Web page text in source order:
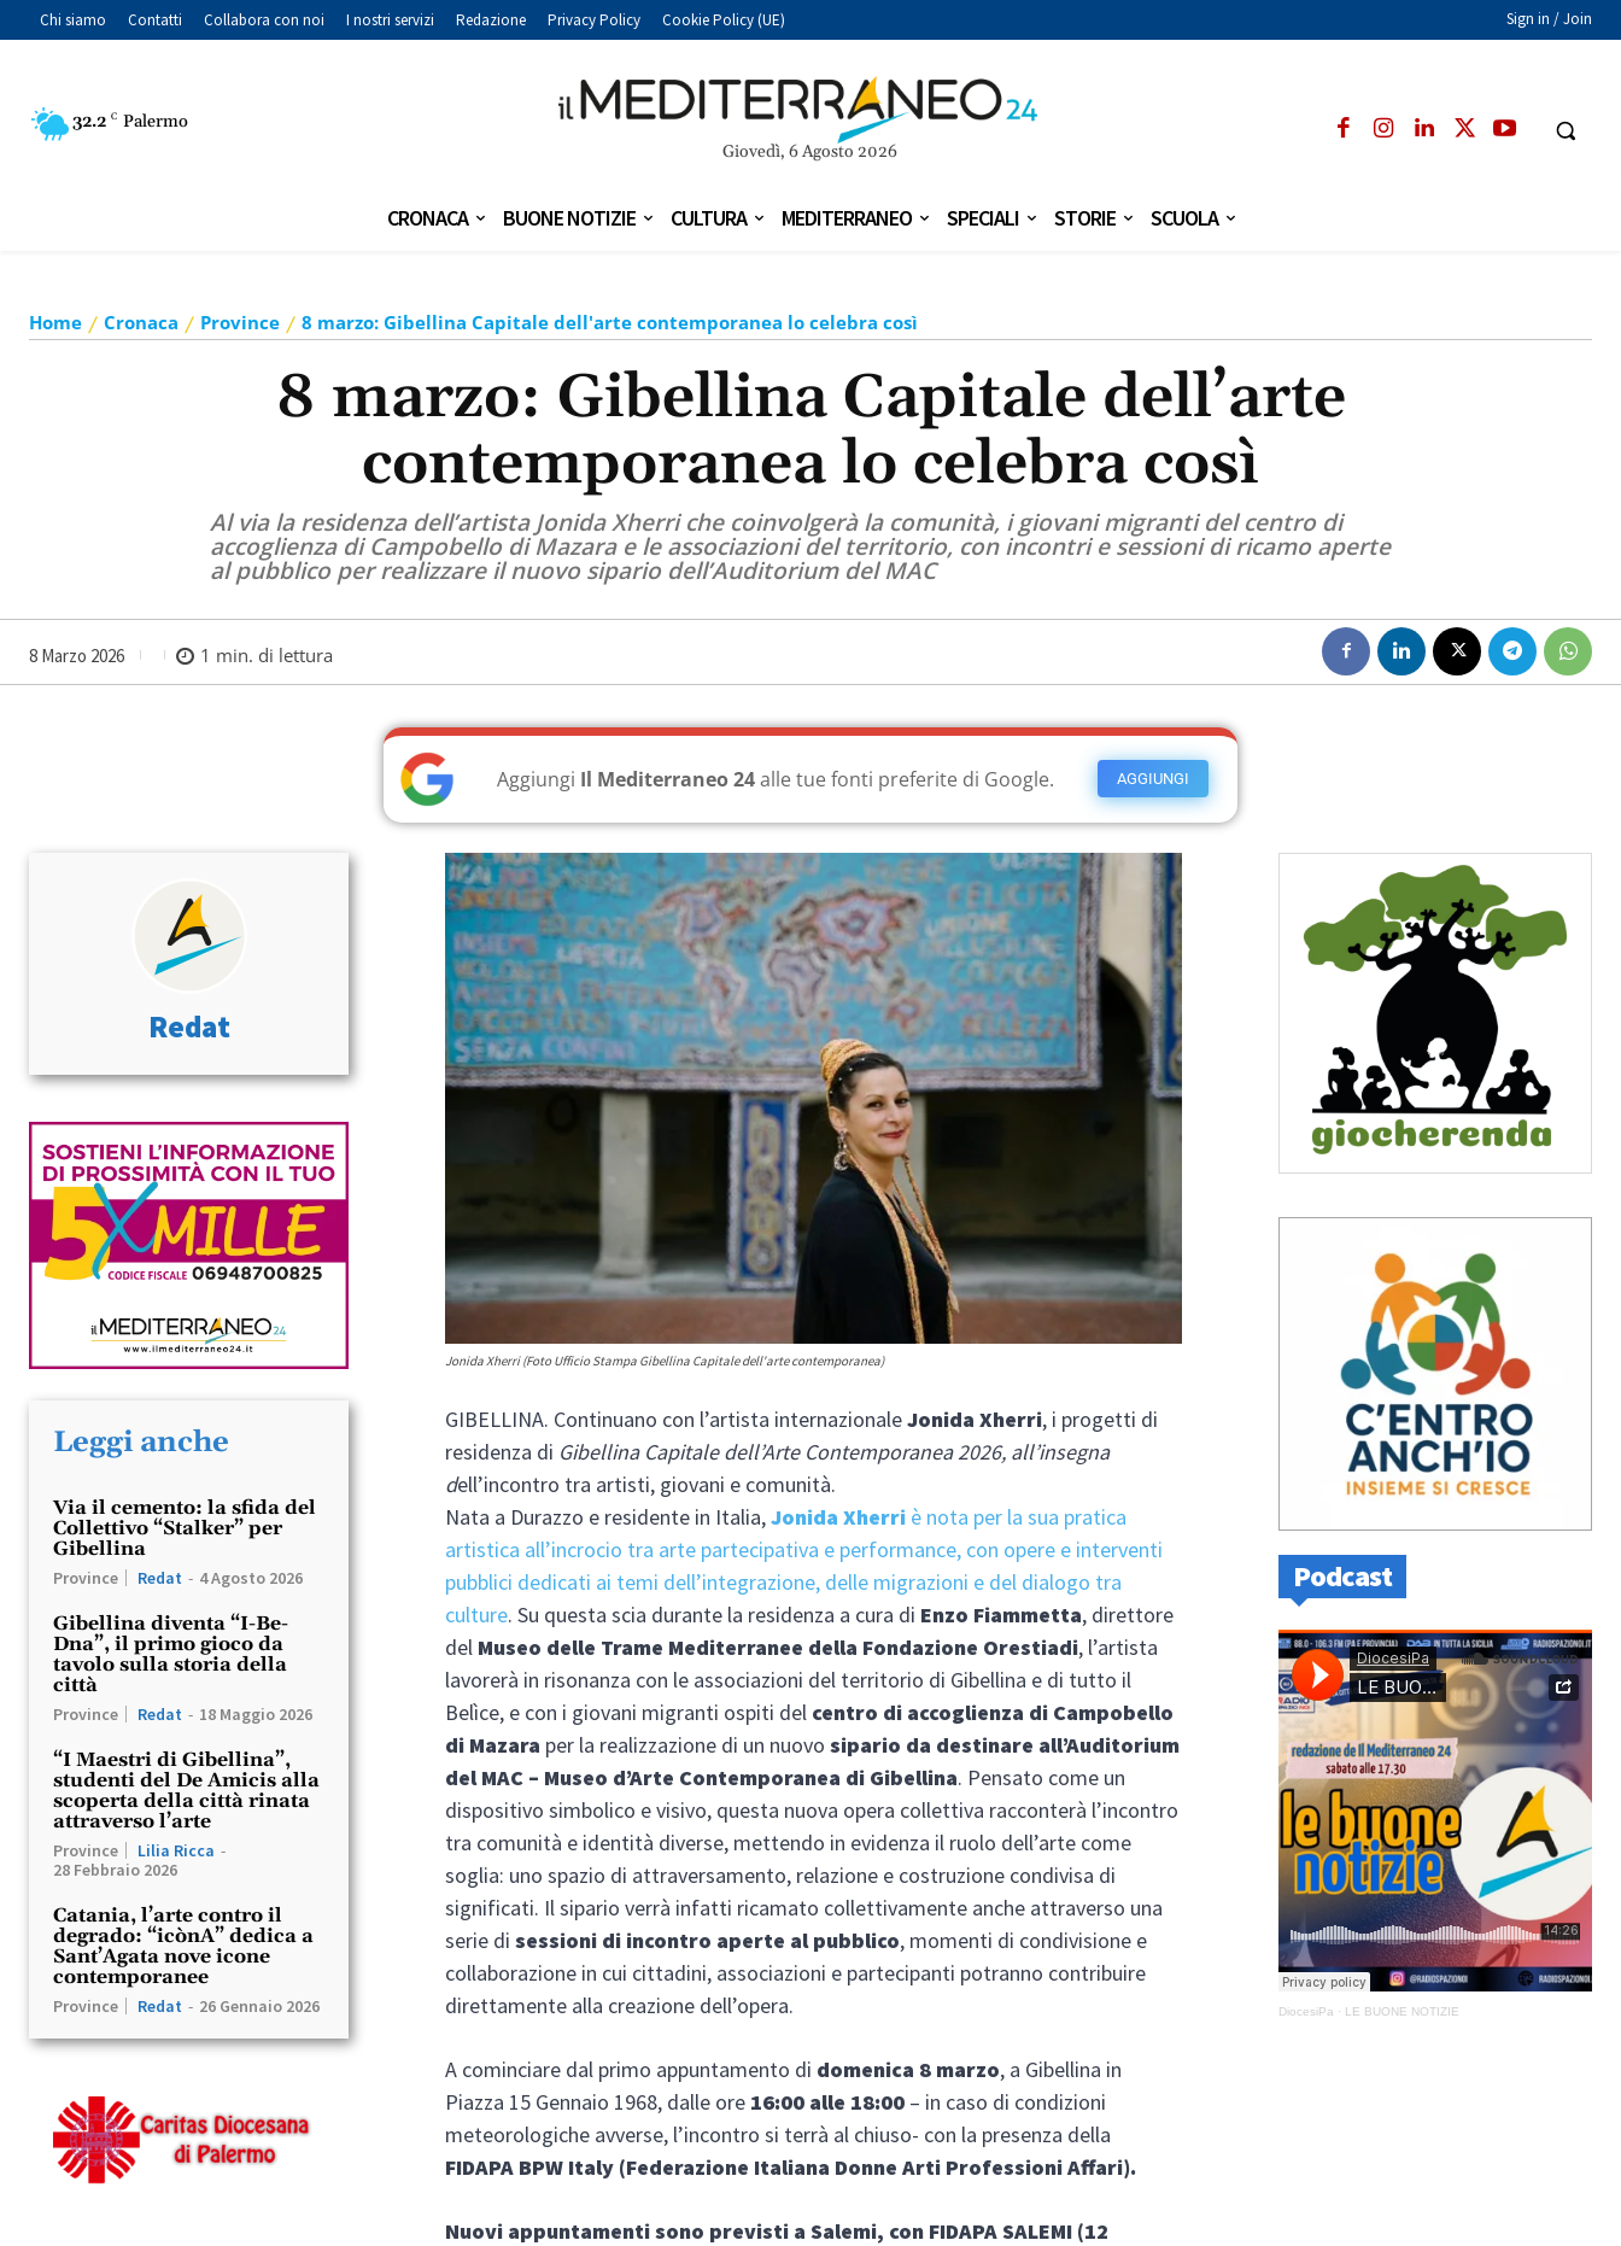
Chi siamo Contatti Collabora con noi I nostri servizi Redazione Privacy Policy Cookie Policy (UE) Sign in / Join
32.2 C Palermo
Giovedì, 6 Agosto 2026
CRONACA BUONE NOTIZIE CULTURA MEDITERRANEO SPECIALI STORIE SCUOLA
Home Cronaca Province 8 marzo: Gibellina Capitale dell'arte contemporanea lo celebra così
8 marzo: Gibellina Capitale dell’arte
contemporanea lo celebra così
Al via la residenza dell’artista Jonida Xherri che coinvolgerà la comunità, i giovani migranti del centro di
accoglienza di Campobello di Mazara e le associazioni del territorio, con incontri e sessioni di ricamo aperte
al pubblico per realizzare il nuovo sipario dell’Auditorium del MAC
8 Marzo 2026 1 min. di lettura
AGGIUNGI
Aggiungi Il Mediterraneo 24alle tue fonti preferite di Google.
Redat
Leggi anche
Via il cemento: la sfida del
Collettivo “Stalker” per
Gibellina
Province Redat - 4 Agosto 2026
Gibellina diventa “I-Be-
Dna”, il primo gioco da
tavolo sulla storia della
città
Province Redat - 18 Maggio 2026
“I Maestri di Gibellina”,
studenti del De Amicis alla
scoperta della città rinata
attraverso l’arte
Province Lilia Ricca -
28 Febbraio 2026
Catania, l’arte contro il
degrado: “icònA” dedica a
Sant’Agata nove icone
contemporanee
Province Redat - 26 Gennaio 2026
Jonida Xherri (Foto Ufficio Stampa Gibellina Capitale dell'arte contemporanea)
GIBELLINA. Continuano con l’artista internazionaleJonida Xherri, i progetti di
residenza di Gibellina Capitale dell’Arte Contemporanea 2026, all’insegna
dell’incontro tra artisti, giovani e comunità.
Nata a Durazzo e residente in Italia,Jonida Xherri è nota per la sua pratica
artistica all’incrocio tra arte partecipativa e performance, con opere e interventi
pubblici dedicati ai temi dell’integrazione, delle migrazioni e del dialogo tra
culture. Su questa scia durante la residenza a cura di Enzo Fiammetta, direttore
del Museo delle Trame Mediterranee della Fondazione Orestiadi, l’artista
lavorerà in risonanza con le associazioni del territorio di Gibellina e di tutto il
Belìce, e con i giovani migranti ospiti del centro di accoglienza di Campobello
di Mazara per la realizzazione di un nuovosipario da destinare all’Auditorium
del MAC – Museo d’Arte Contemporanea di Gibellina. Pensato come un
dispositivo simbolico e visivo, questa nuova opera collettiva racconterà l’incontro
tra comunità e identità diverse, mettendo in evidenza il ruolo dell’arte come
soglia: uno spazio di attraversamento, relazione e costruzione condivisa di
significati. Il sipario verrà infatti ricamato collettivamente anche attraverso una
serie disessioni di incontro aperte al pubblico, momenti di condivisione e
collaborazione in cui cittadini, associazioni e partecipanti potranno contribuire
direttamente alla creazione dell’opera.
A cominciare dal primo appuntamento di domenica 8 marzo, a Gibellina in
Piazza 15 Gennaio 1968, dalle ore 16:00 alle 18:00 – in caso di condizioni
meteorologiche avverse, l’incontro si terrà al chiuso- con la presenza della
FIDAPA BPW Italy (Federazione Italiana Donne Arti Professioni Affari).
Nuovi appuntamenti sono previsti a Salemi, con FIDAPA SALEMI (12
Podcast
DiocesiPa · LE BUONE NOTIZIE